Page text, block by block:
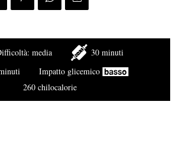
media
30 minuti
Impatto glicemico
260 chilocalorie